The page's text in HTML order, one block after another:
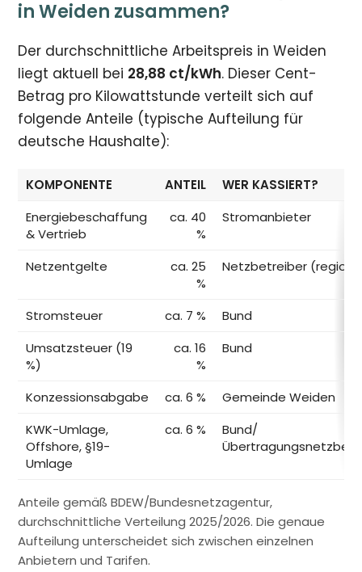
in Weiden zusammen?
Der durchschnittliche Arbeitspreis in Weiden
liegt aktuell bei 28,88 ct/kWh. Dieser Cent-
Betrag pro Kilowattstunde verteilt sich auf
folgende Anteile (typische Aufteilung für
deutsche Haushalte):
KOMPONENTE ANTEIL
WER KASSIERT?
Energiebeschaffung
& Vertrieb
ca. 40
%
Stromanbieter
Netzentgelte
ca. 25
%
Netzbetreiber
Stromsteuer ca. 7 %
Bund
Umsatzsteuer (19
%)
ca. 16
%
Bund
Konzessionsabgabe ca. 6 %
Gemeinde Weiden
KWK-Umlage,
Offshore, §19-
Umlage
ca. 6 %
Bund/
Anteile gemäß BDEW/Bundesnetzagentur,
durchschnittliche Verteilung 2025/2026. Die genaue
Aufteilung unterscheidet sich zwischen einzelnen
Anbietern und Tarifen.